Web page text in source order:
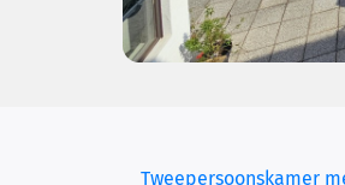
Tweepersoonskamer